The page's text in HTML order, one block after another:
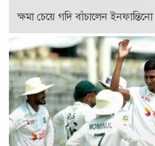
ক্ষমা চেয়ে গদি বাঁচালেন ইনফান্তিনো